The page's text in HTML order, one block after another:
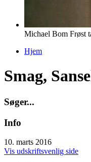
Michael Bom Frøst
Hjem
Smag,
Søger...
Info
10. marts 2016
Vis udskriftsvenlig side